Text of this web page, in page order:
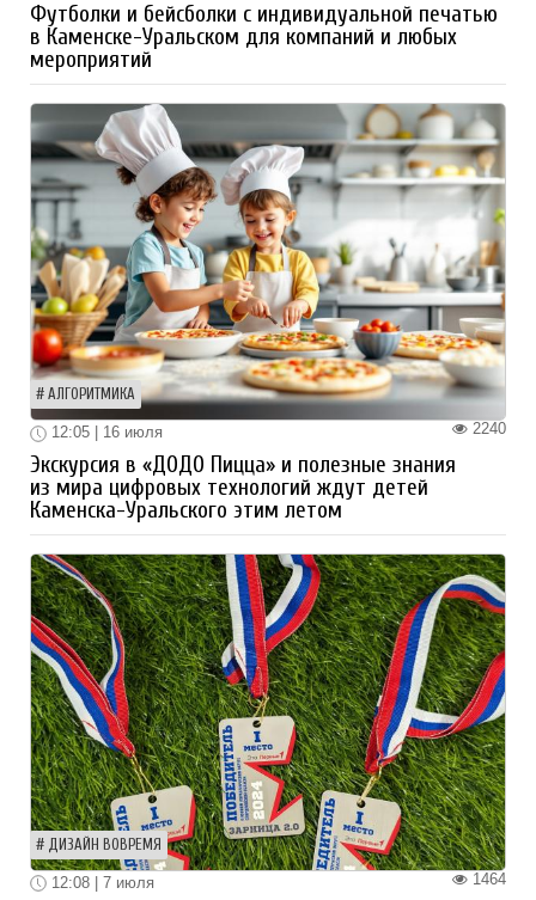
Футболки и бейсболки с индивидуальной печатью
в Каменске-Уральском для компаний и любых
мероприятий
АЛГОРИТМИКА
2240
12:05 | 16 июля
Экскурсия в «ДОДО Пицца» и полезные знания
из мира цифровых технологий ждут детей
Каменска-Уральского этим летом
ДИЗАЙН ВОВРЕМЯ
1464
12:08 | 7 июля